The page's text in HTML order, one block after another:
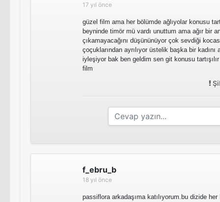
17 yıl önce
güzel film ama her bölümde ağlıyolar konusu
beyninde timör mü vardı unuttum ama ağır bir
çıkamayacağını düşününüyor çok sevdiği
çoçuklarından ayrılıyor üstelik başka bir
iyleşiyor bak ben geldim sen git konusu
film
f_ebru_b
18 yıl önce
passiflora arkadaşıma katılıyorum.bu dizide